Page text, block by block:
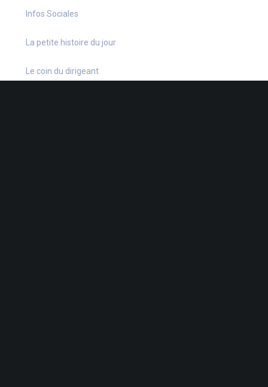
Infos Sociales
La petite histoire du jour
Le coin du dirigeant